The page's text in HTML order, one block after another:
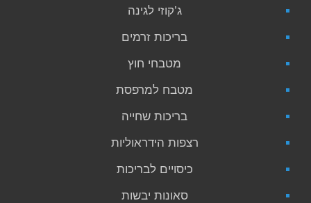
ג’קוזי לגינה
בריכות זרמים
מטבחי חוץ
מטבח למרפסת
בריכות שחייה
רצפות הידראוליות
כיסויים לבריכות
סאונות יבשות